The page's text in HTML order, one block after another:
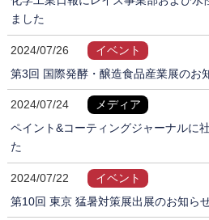
ました
2024/07/26
イベント
第3回 国際発酵・醸造食品産業展のお
2024/07/24
メディア
ペイント&コーティングジャーナルに
た
2024/07/22
イベント
第10回 東京 猛暑対策展出展のお知ら